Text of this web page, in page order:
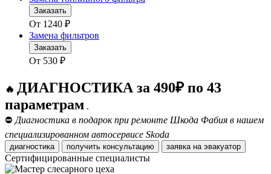
Заказать
От 1240 ₽
Замена фильтров
Заказать
От 530 ₽
🔥 ДИАГНОСТИКА за 490₽ по 43
параметрам .
⛔ Диагностика в подарок при ремонте Шкода Фабия в нашем
специализированном автосервисе Skoda
диагностика получить консультацию заявка на эвакуатор
Сертифицированные специалисты